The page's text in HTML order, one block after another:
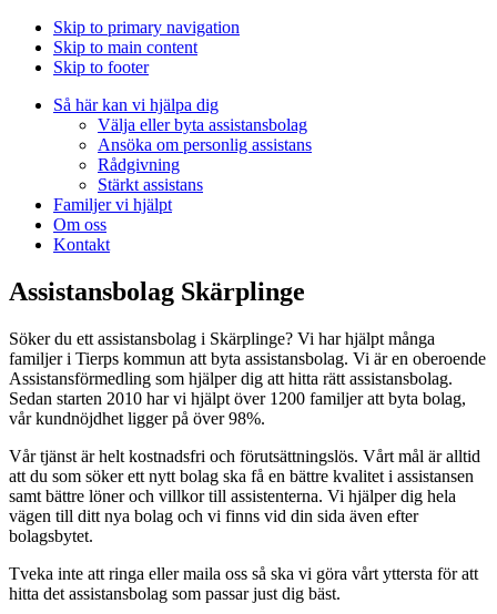
Skip to primary navigation
Skip to main content
Skip to footer
Så här kan vi hjälpa dig
Välja eller byta assistansbolag
Ansöka om personlig assistans
Rådgivning
Stärkt assistans
Familjer vi hjälpt
Om oss
Kontakt
Assistansbolag Skärplinge
Söker du ett assistansbolag i Skärplinge? Vi har hjälpt många
familjer i Tierps kommun att byta assistansbolag. Vi är en oberoende
Assistansförmedling som hjälper dig att hitta rätt assistansbolag.
Sedan starten 2010 har vi hjälpt över 1200 familjer att byta bolag,
vår kundnöjdhet ligger på över 98%.
Vår tjänst är helt kostnadsfri och förutsättningslös. Vårt mål är alltid
att du som söker ett nytt bolag ska få en bättre kvalitet i assistansen
samt bättre löner och villkor till assistenterna. Vi hjälper dig hela
vägen till ditt nya bolag och vi finns vid din sida även efter
bolagsbytet.
Tveka inte att ringa eller maila oss så ska vi göra vårt yttersta för att
hitta det assistansbolag som passar just dig bäst.